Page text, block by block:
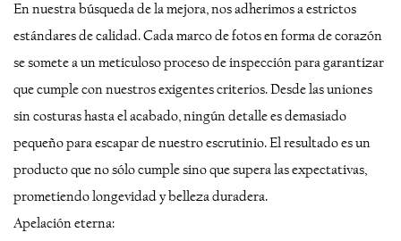
En nuestra búsqueda de la mejora, nos adherimos a estrictos
estándares de calidad. Cada marco de fotos en forma de corazón
se somete a un meticuloso proceso de inspección para garantizar
que cumple con nuestros exigentes criterios. Desde las uniones
sin costuras hasta el acabado, ningún detalle es demasiado
pequeño para escapar de nuestro escrutinio. El resultado es un
producto que no sólo cumple sino que supera las expectativas,
prometiendo longevidad y belleza duradera.
Apelación eterna: